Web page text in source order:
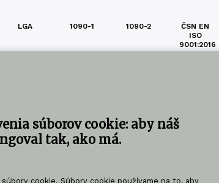
súborov cookie: aby náš
tak, ako má.
súbory cookie. Súbory cookie používame na to, aby
LGA 1090-1 1090-2
ČSN EN
ISO
9001:2016
KOMA SLOVAKIA s.r.o.